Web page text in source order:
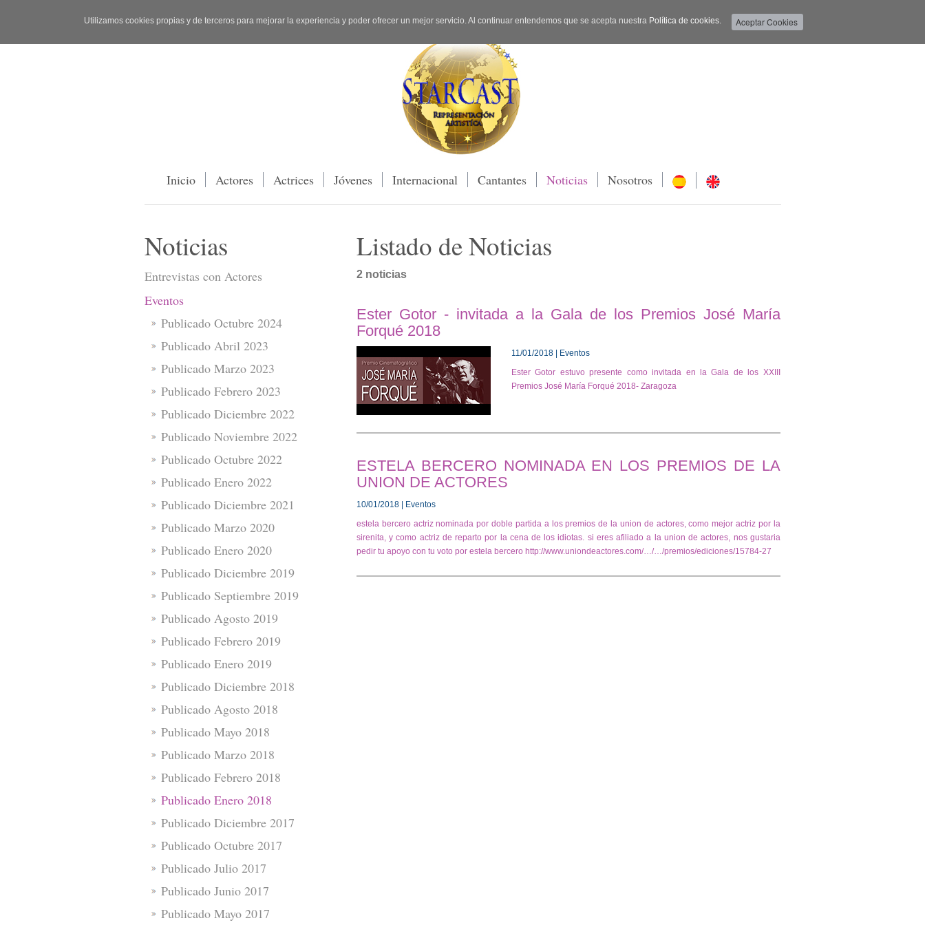
Utilizamos cookies propias y de terceros para mejorar la experiencia y poder ofrecer un mejor servicio. Al continuar entendemos que se acepta nuestra Política de cookies.
Inicio Actores Actrices Jóvenes Internacional Cantantes Noticias Nosotros
Listado de Noticias
2 noticias
Ester Gotor - invitada a la Gala de los Premios José María
Forqué 2018
11/01/2018 | Eventos
Ester Gotor estuvo presente como invitada en la Gala de los XXIII
Premios José María Forqué 2018- Zaragoza
ESTELA BERCERO NOMINADA EN LOS PREMIOS DE LA
UNION DE ACTORES
10/01/2018 | Eventos
estela bercero actriz nominada por doble partida a los premios de la union de actores, como mejor actriz por la
sirenita, y como actriz de reparto por la cena de los idiotas. si eres afiliado a la union de actores, nos gustaria
pedir tu apoyo con tu voto por estela bercero http://www.uniondeactores.com/…/…/premios/ediciones/15784-27
Noticias
Entrevistas con Actores
Eventos
Publicado Octubre 2024
Publicado Abril 2023
Publicado Marzo 2023
Publicado Febrero 2023
Publicado Diciembre 2022
Publicado Noviembre 2022
Publicado Octubre 2022
Publicado Enero 2022
Publicado Diciembre 2021
Publicado Marzo 2020
Publicado Enero 2020
Publicado Diciembre 2019
Publicado Septiembre 2019
Publicado Agosto 2019
Publicado Febrero 2019
Publicado Enero 2019
Publicado Diciembre 2018
Publicado Agosto 2018
Publicado Mayo 2018
Publicado Marzo 2018
Publicado Febrero 2018
Publicado Enero 2018
Publicado Diciembre 2017
Publicado Octubre 2017
Publicado Julio 2017
Publicado Junio 2017
Publicado Mayo 2017